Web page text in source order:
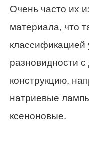
Очень часто их
материала, что
классификацией
разновидности
конструкцию,
натриевые
ксеноновые.